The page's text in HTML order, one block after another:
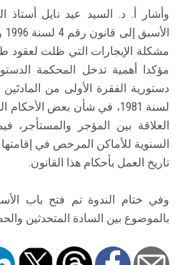
وأشار أ. د. السيد عيد نايل أستاذ
مشكلة الإيجارات التي ظلت لعقود
مؤكدا أهمية تدخل المحكمة
لسنة 1981، في شأن بعض
العلاقة بين المؤجر والمستأجر،
السنوية للأماكن المرخص في
تاريخ العمل بأحكام هذا القانون.
وفي ختام الندوة تم فتح باب
بالموضوع بين السادة المتحدثين